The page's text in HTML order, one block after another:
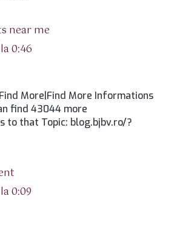
near me
0:46
More|Find More Informations
find 43044 more
to that Topic: blog.bjbv.ro/?
0:09